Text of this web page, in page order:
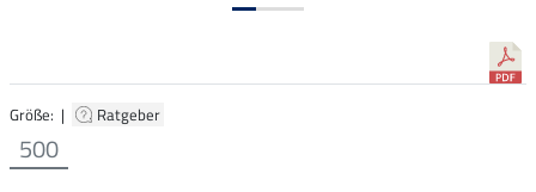
Größe: | Ratgeber
500